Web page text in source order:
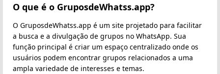
O que é o GruposdeWhatss.app?
O GruposdeWhatss.app é um site projetado para facilitar
a busca e a divulgação de grupos no WhatsApp. Sua
função principal é criar um espaço centralizado onde os
usuários podem encontrar grupos relacionados a uma
ampla variedade de interesses e temas.